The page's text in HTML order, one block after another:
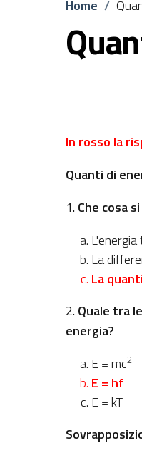
Home /
In rosso la
Quanti di
1.Che cosa
La
La
2.Quale tra
energia?
E = mc2
E = hf
E = kT